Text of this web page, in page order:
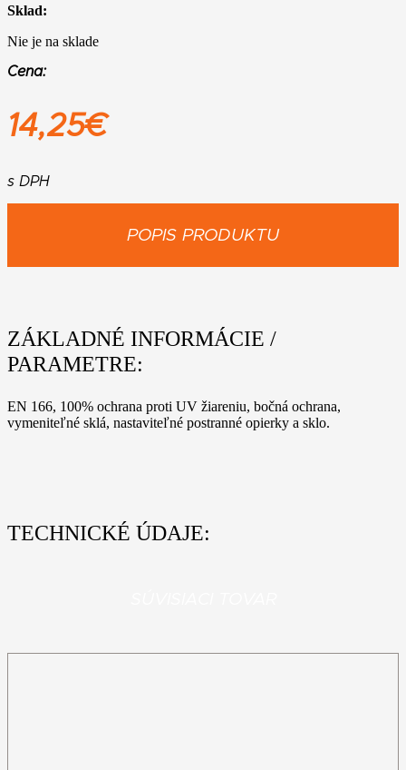
Sklad:
Nie je na sklade
Cena:
14,25€
s DPH
POPIS PRODUKTU
ZÁKLADNÉ INFORMÁCIE /
PARAMETRE:
EN 166, 100% ochrana proti UV žiareniu, bočná ochrana,
vymeniteľné sklá, nastaviteľné postranné opierky a sklo.
TECHNICKÉ ÚDAJE: